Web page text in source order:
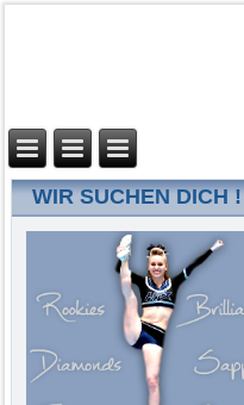
WIR SUCHEN DICH !